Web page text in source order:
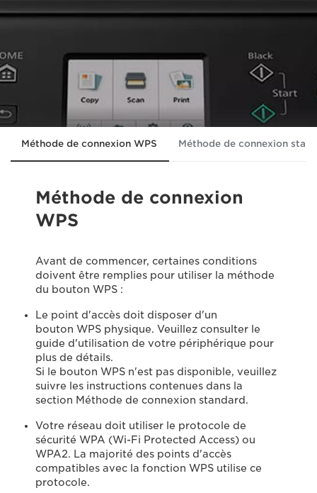
Méthode de connexion WPS Méthode de connexion
Méthode de connexion
WPS
Avant de commencer, certaines conditions
doivent être remplies pour utiliser la méthode
du bouton WPS :
Le point d'accès doit disposer d'un
bouton WPS physique. Veuillez consulter le
guide d'utilisation de votre périphérique pour
plus de détails.
Si le bouton WPS n'est pas disponible, veuillez
suivre les instructions contenues dans la
section Méthode de connexion standard.
Votre réseau doit utiliser le protocole de
sécurité WPA (Wi-Fi Protected Access) ou
WPA2. La majorité des points d'accès
compatibles avec la fonction WPS utilise ce
protocole.